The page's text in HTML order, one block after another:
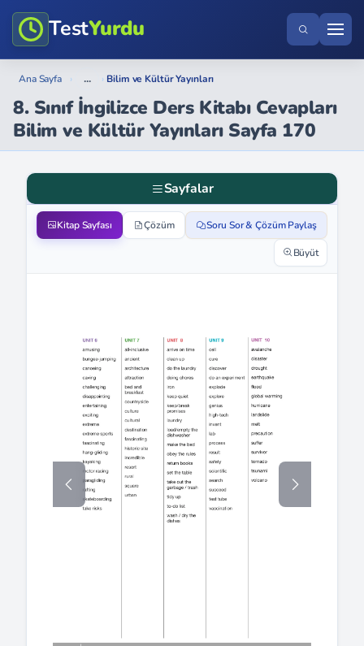
TestYurdu
Ana Sayfa › ... › Bilim ve Kültür Yayınları
8. Sınıf İngilizce Ders Kitabı Cevapları
Bilim ve Kültür Yayınları Sayfa 170
Sayfalar
Kitap Sayfası Çözüm Soru Sor & Çözüm Paylaş
Büyüt